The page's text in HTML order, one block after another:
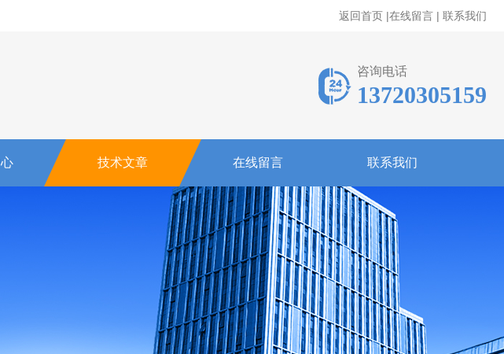
返回首页 |在线留言 | 联系我们
咨询电话
13720305159
技术文章 在线留言 联系我们